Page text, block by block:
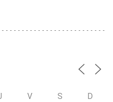
V S D